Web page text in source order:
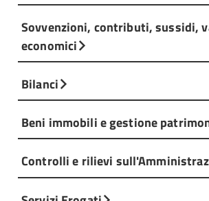
Sovvenzioni, contributi, sussidi,
economici
Bilanci
Beni immobili e gestione
Controlli e rilievi